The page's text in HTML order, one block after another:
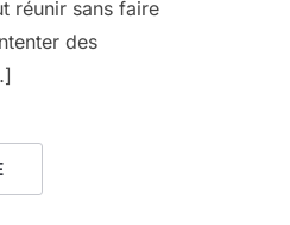
réunir sans faire
des